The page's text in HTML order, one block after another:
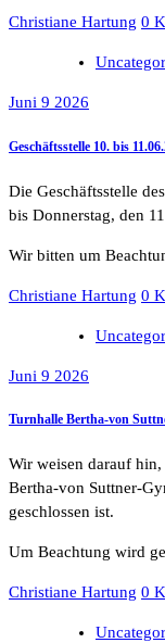
Christiane Hartung 0
Juni 9 2026
Geschäftsstelle 10. bis
Die Geschäftsstelle
bis Donnerstag, den
Wir bitten um
Christiane Hartung 0
Juni 9 2026
Turnhalle Bertha-von
Wir weisen darauf
Bertha-von Suttner-
geschlossen ist.
Um Beachtung wird
Christiane Hartung 0